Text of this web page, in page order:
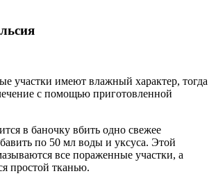
участки имеют влажный характер, тогда
с помощью приготовленной
в баночку вбить одно свежее
по 50 мл воды и уксуса. Этой
все пораженные участки, а
простой тканью.